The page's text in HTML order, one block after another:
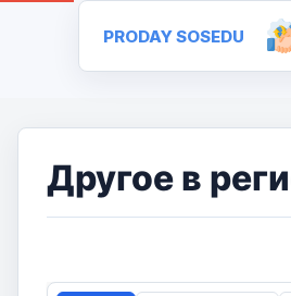
PRODAY SOSEDU
Другое в